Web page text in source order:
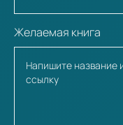
Желаемая книга